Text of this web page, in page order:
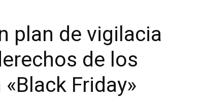
plan de vigilacia
de los
Friday»